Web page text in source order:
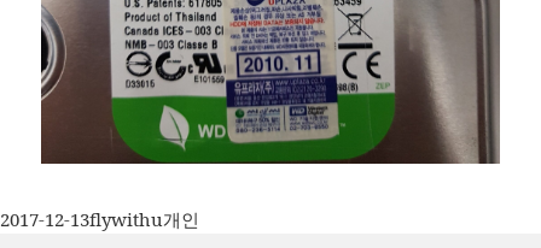
작
2017-12-13글
flywithu카
개인